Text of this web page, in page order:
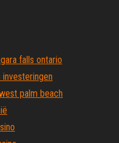
falls ontario
investeringen
palm beach